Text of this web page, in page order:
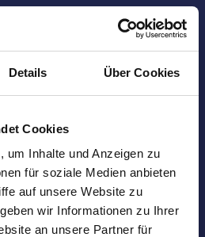
Details Über Cookies
Cookies
um Inhalte und Anzeigen zu
für soziale Medien anbieten
auf unsere Website zu
wir Informationen zu Ihrer
an unsere Partner für